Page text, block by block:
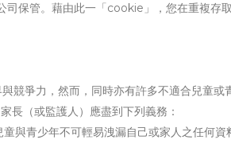
司保管。藉由此一「cookie」，您在重複存
競爭力，然而，同時亦有許多不適合兒童或
長（或監護人）應盡到下列義務：
與青少年不可輕易洩漏自己或家人之任何資